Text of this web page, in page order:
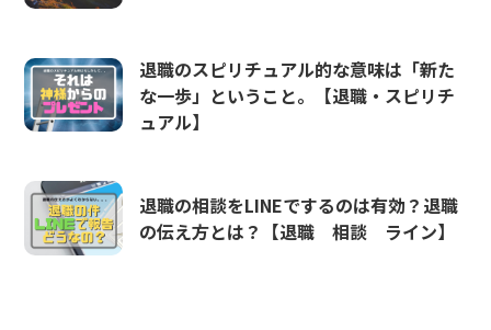
退職のスピリチュアル的な意味は「新た
な一歩」ということ。【退職・スピリチ
ュアル】
退職の相談をLINEでするのは有効？退職
の伝え方とは？【退職 相談 ライン】